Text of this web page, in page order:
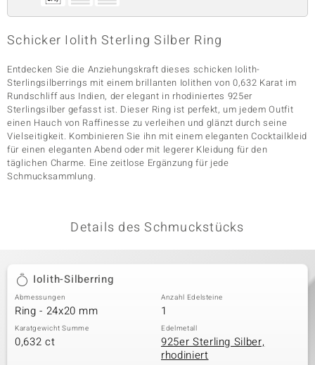
Classics
Schicker Iolith Sterling Silber Ring
Entdecken Sie die Anziehungskraft dieses schicken Iolith-
Sterlingsilberrings mit einem brillanten Iolithen von 0,632 Karat im
Rundschliff aus Indien, der elegant in rhodiniertes 925er
Sterlingsilber gefasst ist. Dieser Ring ist perfekt, um jedem Outfit
einen Hauch von Raffinesse zu verleihen und glänzt durch seine
Vielseitigkeit. Kombinieren Sie ihn mit einem eleganten Cocktailkleid
für einen eleganten Abend oder mit legerer Kleidung für den
täglichen Charme. Eine zeitlose Ergänzung für jede
Schmucksammlung.
Details des Schmuckstücks
Iolith-Silberring
Abmessungen
Ring - 24x20 mm
Anzahl Edelsteine
1
Karatgewicht Summe
0,632 ct
Edelmetall
925er Sterling Silber,
rhodiniert